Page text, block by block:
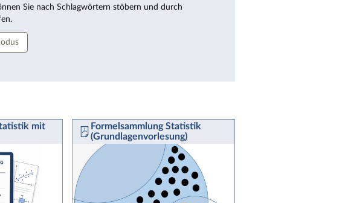
Sie nach Schlagwörtern stöbern und durch
mit
Formelsammlung Statistik
(Grundlagenvorlesung)